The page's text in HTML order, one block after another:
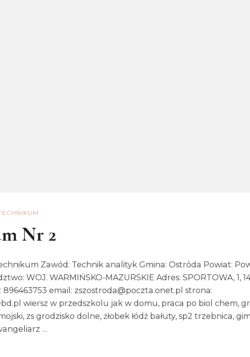
Nr 2
Zawód: Technik analityk Gmina: Ostróda Powiat:
WOJ. WARMIŃSKO-MAZURSKIE Adres: SPORTOWA, 1,
896463753 email: zszostroda@poczta.onet.pl strona:
wiersz w przedszkolu jak w domu, praca po biol chem,
zs grodzisko dolne, żłobek łódź bałuty, sp2 trzebnica,
…